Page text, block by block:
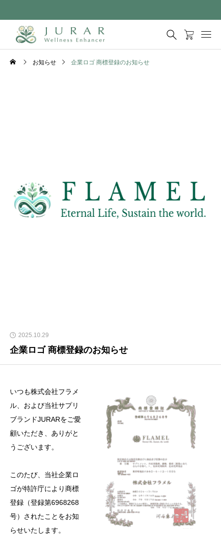
お知らせ 企業ロゴ 商標登録のお知らせ
2025.10.29
企業ロゴ 商標登録のお知らせ
いつも株式会社フラメ
ル、および当社サプリ
ブランドJURARをご愛
顧いただき、ありがと
うございます。
このたび、当社企業ロ
ゴが特許庁により商標
登録（登録第6968268
号）されたことをお知
らせいたします。